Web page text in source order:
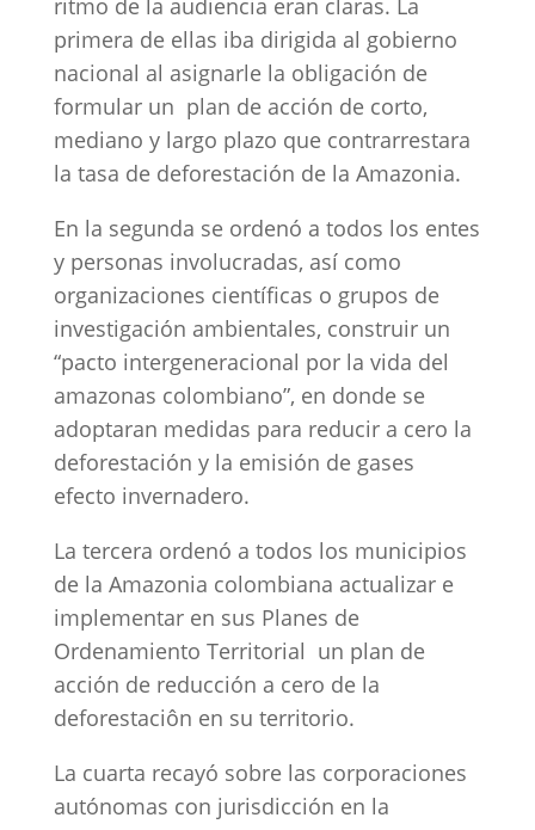
ritmo de la audiencia eran claras. La
primera de ellas iba dirigida al gobierno
nacional al asignarle la obligación de
formular un plan de acción de corto,
mediano y largo plazo que contrarrestara
la tasa de deforestación de la Amazonia.
En la segunda se ordenó a todos los entes
y personas involucradas, así como
organizaciones científicas o grupos de
investigación ambientales, construir un
“pacto intergeneracional por la vida del
amazonas colombiano”, en donde se
adoptaran medidas para reducir a cero la
deforestación y la emisión de gases
efecto invernadero.
La tercera ordenó a todos los municipios
de la Amazonia colombiana actualizar e
implementar en sus Planes de
Ordenamiento Territorial un plan de
acción de reducción a cero de la
deforestaciôn en su territorio.
La cuarta recayó sobre las corporaciones
autónomas con jurisdicción en la